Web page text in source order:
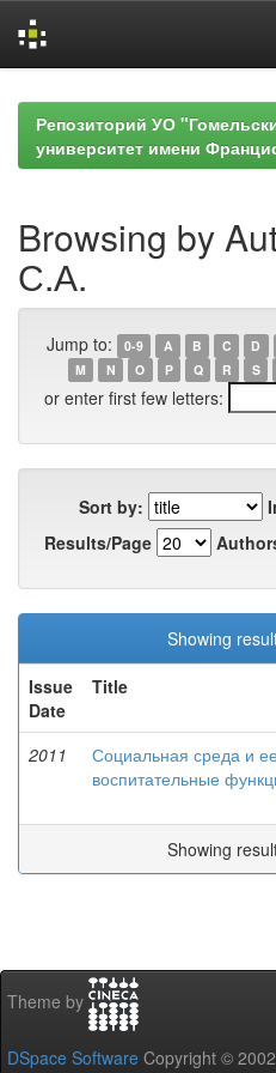
navigationРепозиторий УО
университет имени
Browsing by
С.А.
Jump to: 0-9 A B C D
M
N O P Q R S
or enter first few letters:
Sort by:
Results/Page
Showing
Issue
Date
Title
2011
Социальная среда и ее
воспитательные
Showing
Theme by
DSpace Software Copyright ©